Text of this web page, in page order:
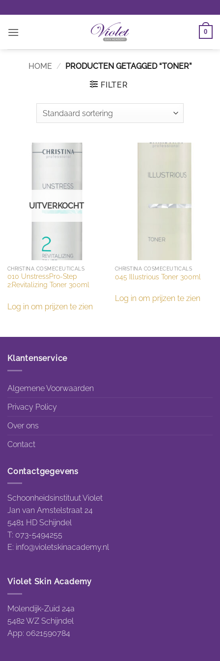
naar
inhoud
0
HOME / PRODUCTEN GETAGGED “TONER”
FILTER
UITVERKOCHT
CHRISTINA COSMECEUTICALS
010 UnstressPro-Step
2:Revitalizing Toner 300ml
Log in om prijzen te zien
CHRISTINA COSMECEUTICALS
045 Illustrious Toner 300ml
Log in om prijzen te zien
Klantenservice
Algemene Voorwaarden
Privacy Policy
Over ons
Contact
Contactgegevens
Schoonheidsinstituut Violet
Jan van Amstelstraat 24
5481 HD Schijndel
T: 073-5494255
E: info@violetskinacademy.nl
Violet Skin Academy
Molendijk-Zuid 24a
5482 WZ Schijndel
App: 0621590784